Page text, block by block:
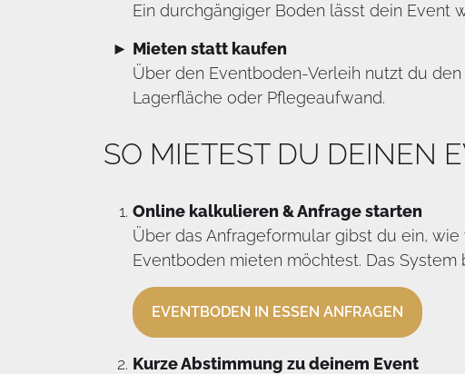
Ein durchgängiger Boden lässt dein Event
Mieten statt kaufen
Über den Eventboden-Verleih nutzt du
Lagerfläche oder Pflegeaufwand.
SO MIETEST DU DEINEN
Online kalkulieren & Anfrage starten
Über das Anfrageformular gibst du ein,
Eventboden mieten möchtest. Das
EVENTBODEN IN ESSEN ANFRAGEN
Kurze Abstimmung zu deinem Event